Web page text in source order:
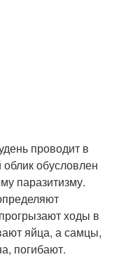
проводит в
обусловлен
паразитизму.
ходы в
яйца, а самцы,
погибают.